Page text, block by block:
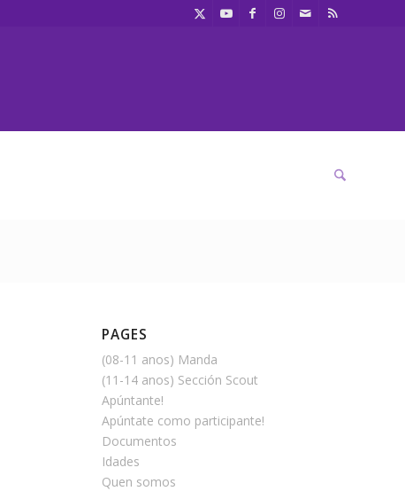
PAGES
(08-11 anos) Manda
(11-14 anos) Sección Scout
Apúntante!
Apúntate como participante!
Documentos
Idades
Quen somos